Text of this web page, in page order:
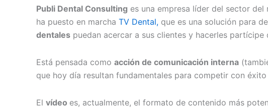
Publi Dental Consulting es una empresa líder del sector
ha puesto en marcha TV Dental, que es una solución para
dentales puedan acercar a sus clientes y hacerles partícipe
Está pensada como acción de comunicación interna
que hoy día resultan fundamentales para competir con
El vídeo es, actualmente, el formato de contenido más